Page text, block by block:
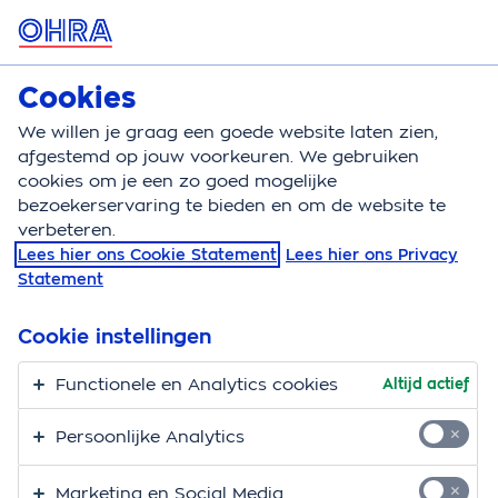
MENU
Woonverzekeringen
Woonverzekeringen Schade Waterschade
Waterschade? Zo zit
het met je
verzekering
Is je laminaat kromgetrokken door een lekkage? Of
staat je keuken blank na een wolkbreuk? Waterschade
is heel vervelend. Of de schade gedekt wordt door je
leggen uit hoe het zit met waterschade en je
Cookies
We willen je graag een goede website laten zien,
afgestemd op jouw voorkeuren. We gebruiken
cookies om je een zo goed mogelijke
bezoekerservaring te bieden en om de website te
verbeteren.
Lees hier ons Cookie Statement Lees hier ons Privacy
Statement
Cookie instellingen
Functionele en Analytics cookies Altijd actief
Persoonlijke Analytics
Marketing en Social Media